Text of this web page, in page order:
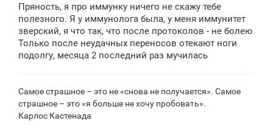
Пряность, я про иммунку ничего не скажу тебе
полезного. Я у иммунолога была, у меня иммунитет
зверский, я что так, что после протоколов - не болею
Только после неудачных переносов отекают ноги
подолгу, месяца 2 последний раз мучилась
Самое страшное – это не «снова не получается». Самое
страшное – это «я больше не хочу пробовать».
Карлос Кастенада